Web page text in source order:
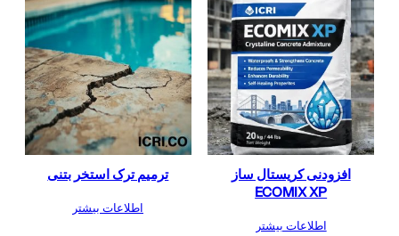
افزودنی کریستال ساز
ECOMIX XP
اطلاعات بیشتر
ترمیم ترک استخر بتنی
اطلاعات بیشتر